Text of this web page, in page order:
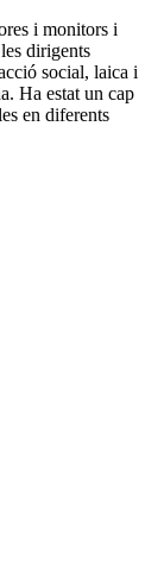
i monitors i
dirigents
social, laica i
Ha estat un cap
en diferents